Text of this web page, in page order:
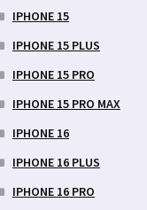
IPHONE 15
IPHONE 15 PLUS
IPHONE 15 PRO
IPHONE 15 PRO MAX
IPHONE 16
IPHONE 16 PLUS
IPHONE 16 PRO